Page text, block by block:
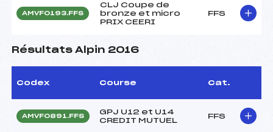
AMVF0193.FFS
CLJ Coupe de
bronze et micro
PRIX CEERI
FFS
Résultats Alpin 2016
Codex Course Cat.
AMVF0891.FFS
GPJ U12 et U14
CREDIT MUTUEL
FFS